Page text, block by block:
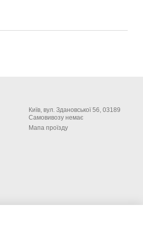
Київ, вул. Здановської 56, 03189
Самовивозу немає
Мапа проїзду